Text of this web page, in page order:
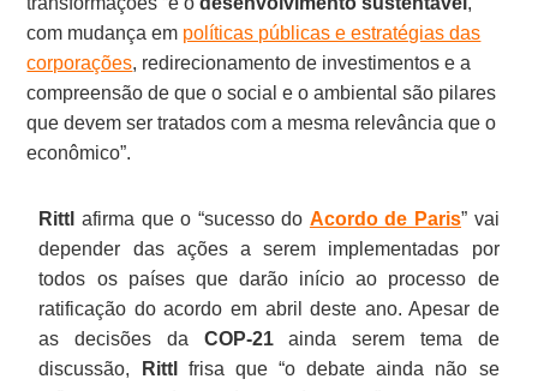
com mudança em políticas públicas e estratégias das
corporações, redirecionamento de investimentos e a
compreensão de que o social e o ambiental são pilares
que devem ser tratados com a mesma relevância que o
econômico”.
Rittl afirma que o “sucesso do Acordo de Paris” vai
depender das ações a serem implementadas por
todos os países que darão início ao processo de
ratificação do acordo em abril deste ano. Apesar de
as decisões da COP-21ainda serem tema de
discussão,
Rittl
frisa que “o debate ainda não se